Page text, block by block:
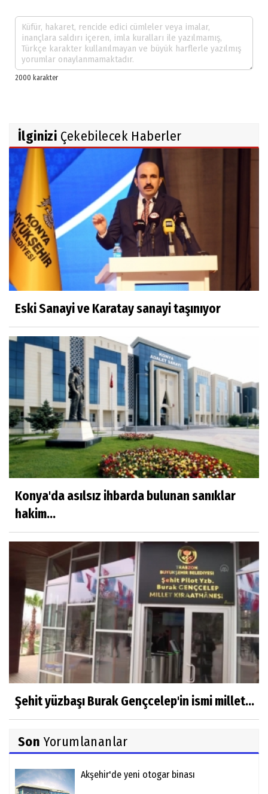
İlginizi Çekebilecek Haberler
Eski Sanayi ve Karatay sanayi taşınıyor
Konya'da asılsız ihbarda bulunan sanıklar
hakim...
Şehit yüzbaşı Burak Gençcelep'in ismi millet...
Son Yorumlananlar
Akşehir'de yeni otogar binası